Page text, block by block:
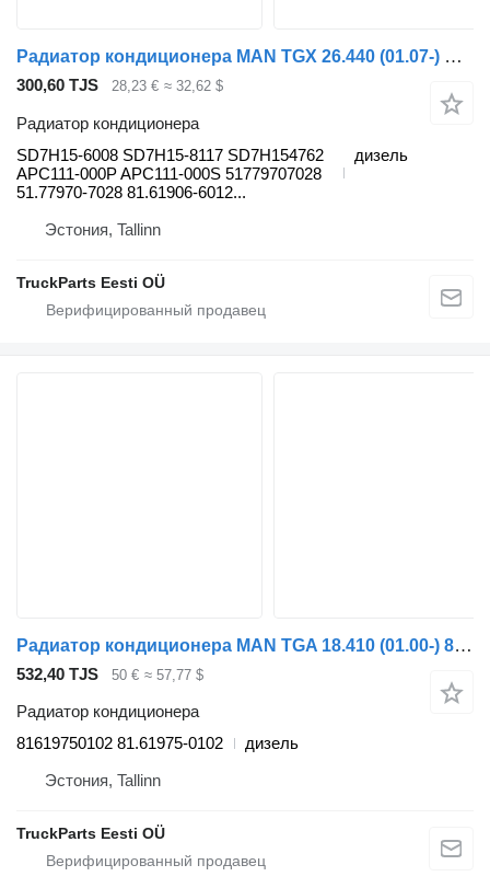
Радиатор кондиционера MAN TGX 26.440 (01.07-) SD7H15-6008 для тягача MAN TGL, TGM, TGS, TGX (2005-2021)
300,60 TJS 28,23 € ≈ 32,62 $
Радиатор кондиционера
SD7H15-6008 SD7H15-8117 SD7H154762
APC111-000P APC111-000S 51779707028
51.77970-7028 81.61906-6012...
дизель
Эстония, Tallinn
TruckParts Eesti OÜ
Радиатор кондиционера MAN TGA 18.410 (01.00-) 81619750102 для тягача MAN 4-series, TGA (1993-2009)
532,40 TJS 50 € ≈ 57,77 $
Радиатор кондиционера
81619750102 81.61975-0102
дизель
Эстония, Tallinn
TruckParts Eesti OÜ